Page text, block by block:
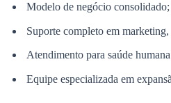
Modelo de negócio consolidado;
Suporte completo em marketing,
Atendimento para saúde
Equipe especializada em